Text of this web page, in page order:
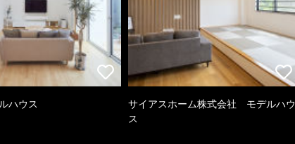
ハウス
サイアスホーム株式会社 モデルハウ
ス